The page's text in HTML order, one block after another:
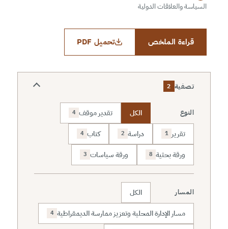
السياسة والعلاقات الدولية
قراءة الملخص تحميل PDF
تصفية 2
النوع الكل تقدير موقف 4
تقرير 1 دراسة 2 كتاب 4
ورقة بحثية 8 ورقة سياسات 3
المسار
الكل
مسار الإدارة المحلية وتعزيز ممارسة الديمقراطية 4